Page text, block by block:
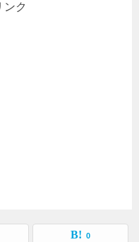
ンク
0